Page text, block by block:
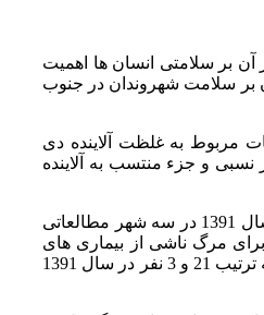
استنشاق می­کند و تأثیر آن بر سلامتی انسان­ ها اهمیت
بر سلامت شهروندان در جنوب
اطلاعات مربوط به غلظت آلاینده دی
و جزء منتسب به آلاینده
نتایج نشان داد که موارد مرگ ناشی از بیماری­ های قلبی- عروقی منتسب به تماس با دی اکسید نیتروژن در سال 1391 در سه شهر مطالعاتی
اکسید نیتروژن برای مرگ ناشی از بیماری ­های
قلبی–عروقی، 1.002 در سطح متوسط برآورد گردید. موارد بیماری مزمن انسداد ریوی در شهر کرمانشاه و بوشهر به ترتیب 21 و 3 نفر در سال 1391